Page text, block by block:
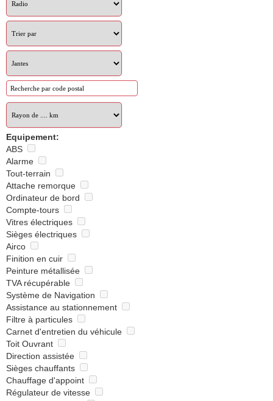
Equipement:
ABS
Alarme
Tout-terrain
Attache remorque
Ordinateur de bord
Compte-tours
Vitres électriques
Sièges électriques
Airco
Finition en cuir
Peinture métallisée
TVA récupérable
Système de Navigation
Assistance au stationnement
Filtre à particules
Carnet d'entretien du véhicule
Toit Ouvrant
Direction assistée
Sièges chauffants
Chauffage d'appoint
Régulateur de vitesse